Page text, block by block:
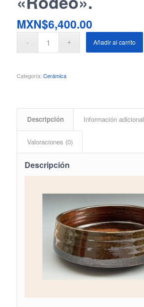
MXN$6,400.00
Añadir al carrito
Categoría: Cerámica
Descripción Información adicional
Valoraciones (0)
Descripción